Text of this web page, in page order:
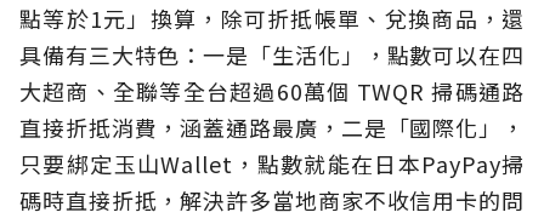
點等於1元」換算，除可折抵帳單、兌換商品，還
具備有三大特色：一是「生活化」，點數可以在四
大超商、全聯等全台超過60萬個 TWQR 掃碼通路
直接折抵消費，涵蓋通路最廣，二是「國際化」，
只要綁定玉山Wallet，點數就能在日本PayPay掃
碼時直接折抵，解決許多當地商家不收信用卡的問